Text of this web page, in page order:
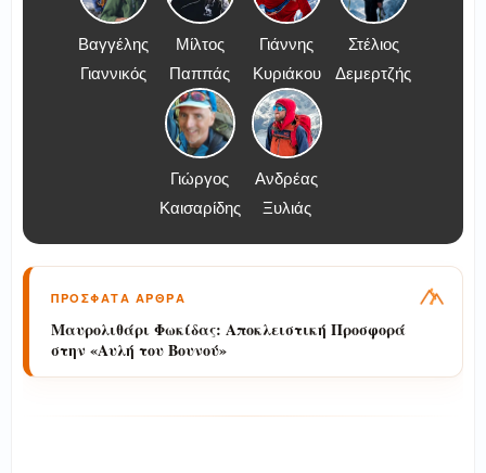
Βαγγέλης
Γιαννικός
Μίλτος
Παππάς
Γιάννης
Κυριάκου
Στέλιος
Δεμερτζής
Γιώργος
Καισαρίδης
Ανδρέας
Ξυλιάς
ΠΡΟΣΦΑΤΑ ΑΡΘΡΑ
Μαυρολιθάρι Φωκίδας: Αποκλειστική Προσφορά
στην «Αυλή του Βουνού»